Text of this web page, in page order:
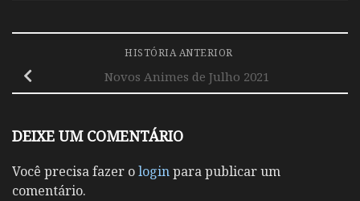
HISTÓRIA ANTERIOR
Novos Animes de Julho 2021
DEIXE UM COMENTÁRIO
Você precisa fazer ologinpara publicar um
comentário.